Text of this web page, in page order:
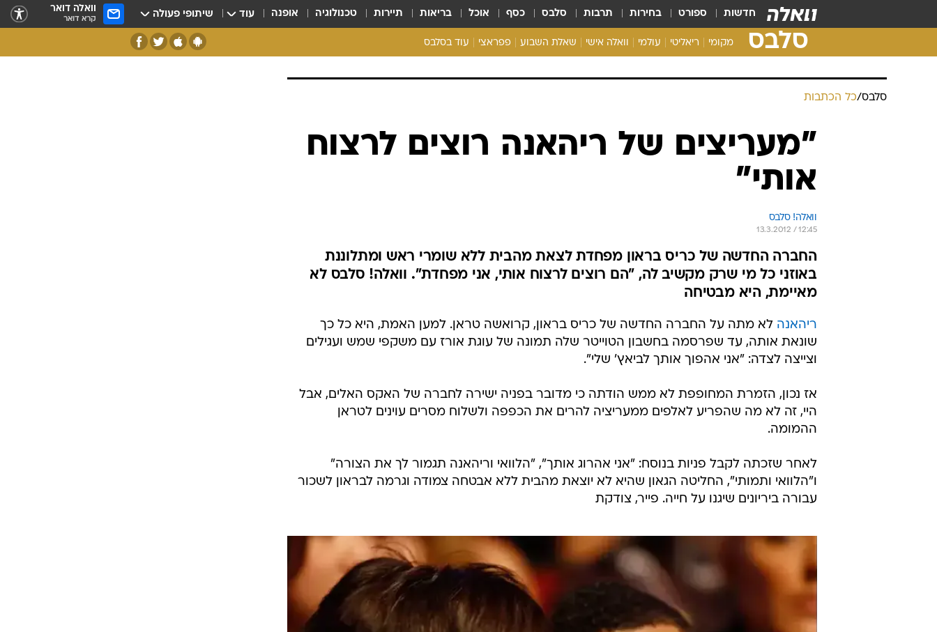
חדשות ספורט בחירות תרבות סלבס כסף אוכל בריאות תיירות טכנולוגיה אופנה עוד שיתופי פעולה וואלה דואר
קרא דואר
סלבס מקומי ריאליטי עולמי וואלה אישי שאלת השבוע פפראצי עוד בסלבס
רכלו לנו
סלבס/כל הכתבות
"מעריצים של ריהאנה רוצים לרצוח
אותי"
וואלה! סלבס
13.3.2012 / 12:45
החברה החדשה של כריס בראון מפחדת לצאת מהבית ללא שומרי ראש ומתלוננת
באוזני כל מי שרק מקשיב לה, "הם רוצים לרצוח אותי, אני מפחדת". וואלה! סלבס לא
מאיימת, היא מבטיחה
ריהאנה לא מתה על החברה החדשה של כריס בראון, קרואשה טראן. למען האמת, היא כל כך
שונאת אותה, עד שפרסמה בחשבון הטוייטר שלה תמונה של עוגת אורז עם משקפי שמש ועגילים
וצייצה לצדה: "אני אהפוך אותך לביאץ' שלי".
אז נכון, הזמרת המחופפת לא ממש הודתה כי מדובר בפניה ישירה לחברה של האקס האלים, אבל
היי, זה לא מה שהפריע לאלפים ממעריציה להרים את הכפפה ולשלוח מסרים עוינים לטראן
ההמומה.
לאחר שזכתה לקבל פניות בנוסח: "אני אהרוג אותך", "הלוואי וריהאנה תגמור לך את הצורה"
ו"הלוואי ותמותי", החליטה הגאון שהיא לא יוצאת מהבית ללא אבטחה צמודה וגרמה לבראון לשכור
עבורה ביריונים שיגנו על חייה. פייר, צודקת